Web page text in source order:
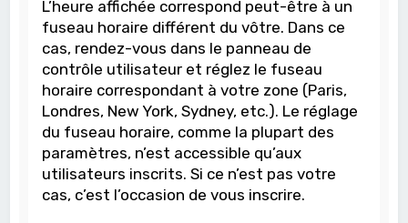
L’heure affichée correspond peut-être à un
fuseau horaire différent du vôtre. Dans ce
cas, rendez-vous dans le panneau de
contrôle utilisateur et réglez le fuseau
horaire correspondant à votre zone (Paris,
Londres, New York, Sydney, etc.). Le réglage
du fuseau horaire, comme la plupart des
paramètres, n’est accessible qu’aux
utilisateurs inscrits. Si ce n’est pas votre
cas, c’est l’occasion de vous inscrire.